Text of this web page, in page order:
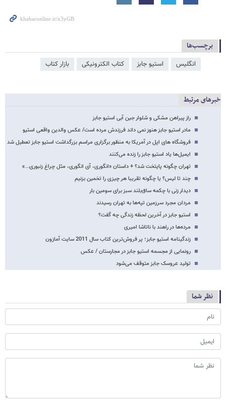
برچسب‌ها
انگلیس استیو جابز کتاب الکترونیکی بازار کتاب
خبرهای مرتبط
راز پیراهن مشکی و شلوار جین آبی استیو جابز
مادر استیو جابز هنوز نمی داند فرزندش مرده است/ عکس والدین واقعی استیو
فروشگاه های اپل در آمریکا به منظور برگزاری مراسم بزرگداشت استیو جابز تعطیل شد
ایمیل‌ها یاد استیو جابز را زنده می‌کنند
تهران چگونه پایتخت شد؟ + داستان «انگوری، آی انگوری، مثل چراغ زنبوری...»
چند تا لیس؟ یا چگونه تقریبا هر چیزی را تخمین بزنیم
دیدار زنی با چکمه‌ ساق‌بلند سبز برای سومین بار
مردان مجرد سرزمین تپه‌ها به تهران رسیدند
استیو جابز در آخرین لحظه زندگی چه گفت؟
مرده‌ها در راهند با ناتاشا امیری
زندگینامه استیو جابز؛ پر فروش‌ترین کتاب سال 2011 سایت آمازون
رونمایی از مجسمه استیو جابز در مجارستان / عکس
تولید عروسک جابز متوقف می‌شود
نظر شما